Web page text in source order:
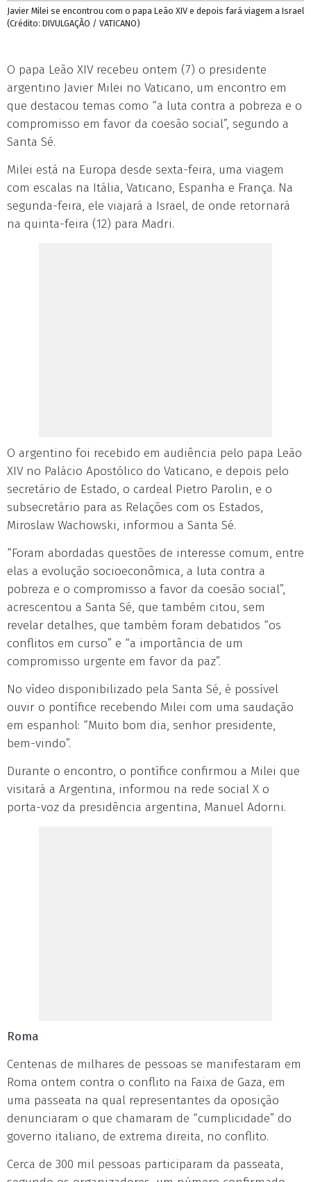
Javier Milei se encontrou com o papa Leão XIV e depois fará viagem a Israel
(Crédito: DIVULGAÇÃO / VATICANO)
O papa Leão XIV recebeu ontem (7) o presidente
argentino Javier Milei no Vaticano, um encontro em
que destacou temas como “a luta contra a pobreza e o
compromisso em favor da coesão social”, segundo a
Santa Sé.
Milei está na Europa desde sexta-feira, uma viagem
com escalas na Itália, Vaticano, Espanha e França. Na
segunda-feira, ele viajará a Israel, de onde retornará
na quinta-feira (12) para Madri.
O argentino foi recebido em audiência pelo papa Leão
XIV no Palácio Apostólico do Vaticano, e depois pelo
secretário de Estado, o cardeal Pietro Parolin, e o
subsecretário para as Relações com os Estados,
Miroslaw Wachowski, informou a Santa Sé.
“Foram abordadas questões de interesse comum, entre
elas a evolução socioeconômica, a luta contra a
pobreza e o compromisso a favor da coesão social”,
acrescentou a Santa Sé, que também citou, sem
revelar detalhes, que também foram debatidos “os
conflitos em curso” e “a importância de um
compromisso urgente em favor da paz”.
No vídeo disponibilizado pela Santa Sé, é possível
ouvir o pontífice recebendo Milei com uma saudação
em espanhol: “Muito bom dia, senhor presidente,
bem-vindo”.
Durante o encontro, o pontífice confirmou a Milei que
visitará a Argentina, informou na rede social X o
porta-voz da presidência argentina, Manuel Adorni.
Roma
Centenas de milhares de pessoas se manifestaram em
Roma ontem contra o conflito na Faixa de Gaza, em
uma passeata na qual representantes da oposição
denunciaram o que chamaram de “cumplicidade” do
governo italiano, de extrema direita, no conflito.
Cerca de 300 mil pessoas participaram da passeata,